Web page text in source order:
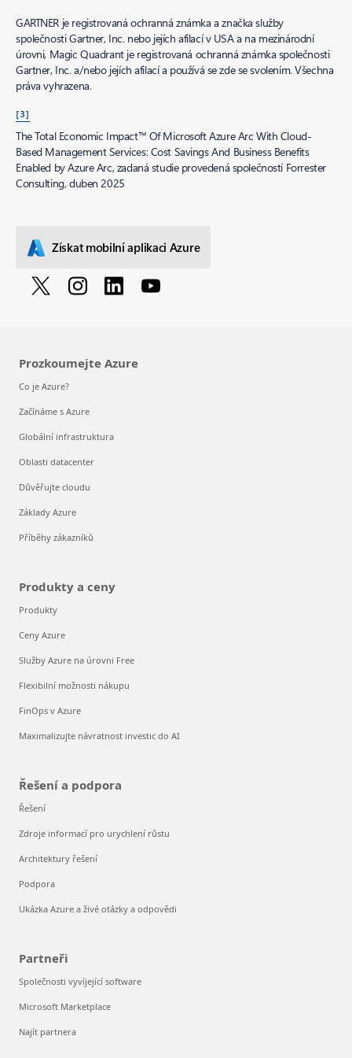
GARTNER je registrovaná ochranná známka a značka služby
společnosti Gartner, Inc. nebo jejích afilací v USA a na mezinárodní
úrovni, Magic Quadrant je registrovaná ochranná známka společnosti
Gartner, Inc. a/nebo jejích afilací a používá se zde se svolením. Všechna
práva vyhrazena.
[3]
The Total Economic Impact™ Of Microsoft Azure Arc With Cloud-
Based Management Services: Cost Savings And Business Benefits
Enabled by Azure Arc, zadaná studie provedená společností Forrester
Consulting, duben 2025
Získat mobilní aplikaci Azure
Prozkoumejte Azure
Co je Azure?
Začínáme s Azure
Globální infrastruktura
Oblasti datacenter
Důvěřujte cloudu
Základy Azure
Příběhy zákazníků
Produkty a ceny
Produkty
Ceny Azure
Služby Azure na úrovni Free
Flexibilní možnosti nákupu
FinOps v Azure
Maximalizujte návratnost investic do AI
Řešení a podpora
Řešení
Zdroje informací pro urychlení růstu
Architektury řešení
Podpora
Ukázka Azure a živé otázky a odpovědi
Partneři
Společnosti vyvíjející software
Microsoft Marketplace
Najít partnera